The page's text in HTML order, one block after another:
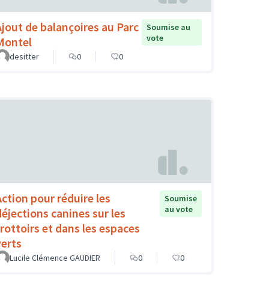
de balançoires au Parc
Soumise au
vote
desitter
0 0
pour réduire les
canines sur les
et dans les espaces
Soumise
au vote
Lucile Clémence GAUDIER 0 0